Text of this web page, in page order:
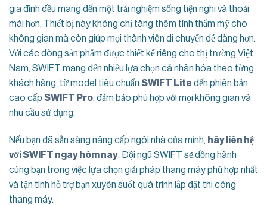
gia đình đều mang đến một trải nghiệm sống tiện nghi và thoải
mái hơn. Thiết bị này không chỉ tăng thêm tính thẩm mỹ cho
không gian mà còn giúp mọi thành viên di chuyển dễ dàng hơn.
Với các dòng sản phẩm được thiết kế riêng cho thị trường Việt
Nam, SWIFT mang đến nhiều lựa chọn cá nhân hóa theo từng
khách hàng, từ model tiêu chuẩn SWIFT Lite đến phiên bản
cao cấp SWIFT Pro, đảm bảo phù hợp với mọi không gian và
nhu cầu sử dụng.
Nếu bạn đã sẵn sàng nâng cấp ngôi nhà của mình, hãy liên hệ
với SWIFT ngay hôm nay. Đội ngũ SWIFT sẽ đồng hành
cùng bạn trong việc lựa chọn giải pháp thang máy phù hợp nhất
và tận tình hỗ trợ bạn xuyên suốt quá trình lắp đặt thi công
thang máy.